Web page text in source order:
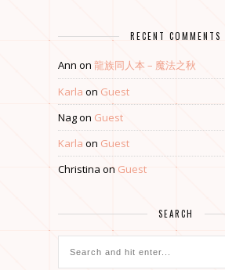
RECENT COMMENTS
Ann on 龍族同人本 – 魔法之秋
Karla on Guest
Nagon Guest
Karla on Guest
Christina on Guest
SEARCH